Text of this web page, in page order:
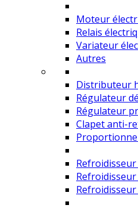
Moteur
Relais
Variateur
Autres
Distributeur
Régulateur
Régulateur
Clapet anti-